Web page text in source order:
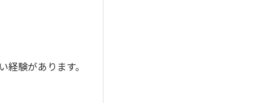
験があります。